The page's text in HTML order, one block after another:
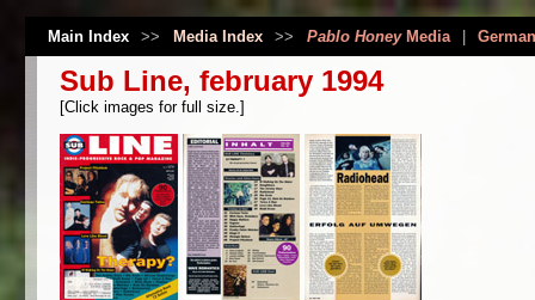
Main Index >> Media Index >> Pablo HoneyMedia
Sub Line, february 1994
[Click images for full size.]